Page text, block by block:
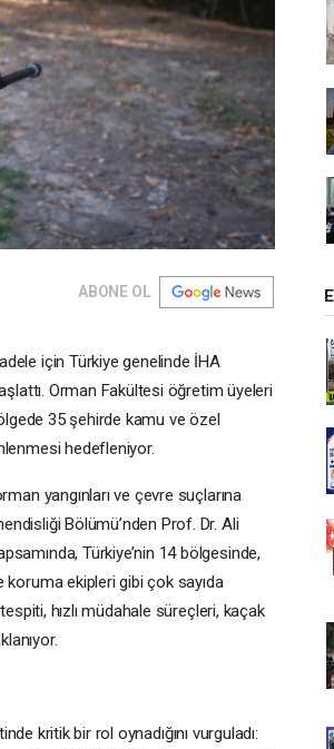
ABONE OL
için Türkiye genelinde İHA
Orman Fakültesi öğretim üyeleri
35 şehirde kamu ve özel
hedefleniyor.
yangınları ve çevre suçlarına
Bölümü’nden Prof. Dr. Ali
Türkiye’nin 14 bölgesinde,
ekipleri gibi çok sayıda
hızlı müdahale süreçleri, kaçak
kritik bir rol oynadığını vurguladı: